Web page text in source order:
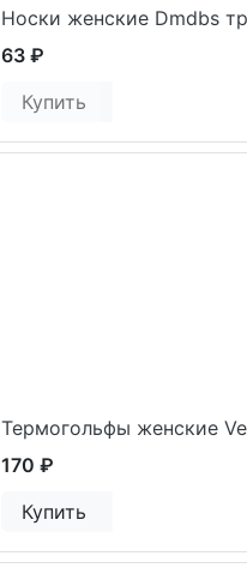
Носки женские Dmdbs
63 ₽
Купить
Термогольфы женские
170 ₽
Купить